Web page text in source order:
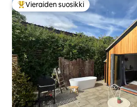
Vieraiden suosikkien parhaimmistoa
Vieraiden suosikki